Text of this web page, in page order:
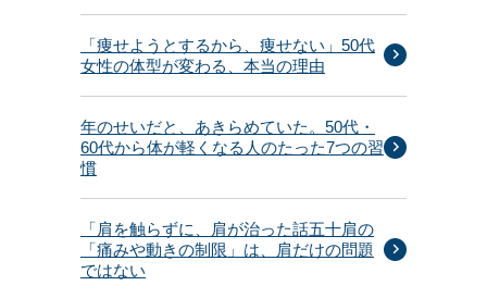
「痩せようとするから、痩せない」50代
女性の体型が変わる、本当の理由
年のせいだと、あきらめていた。50代・
60代から体が軽くなる人のたった7つの習
慣
「肩を触らずに、肩が治った話五十肩の
「痛みや動きの制限」は、肩だけの問題
ではない